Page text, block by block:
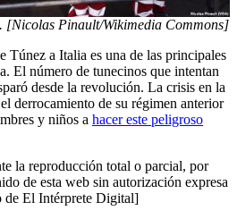
[Nicolas Pinault/Wikimedia Commons]
Túnez a Italia es una de las principales
El número de tunecinos que intentan
desde la revolución. La crisis en la
derrocamiento de su régimen anterior
y niños a hacer este peligroso
la reproducción total o parcial, por
de esta web sin autorización expresa
de El Intérprete Digital]